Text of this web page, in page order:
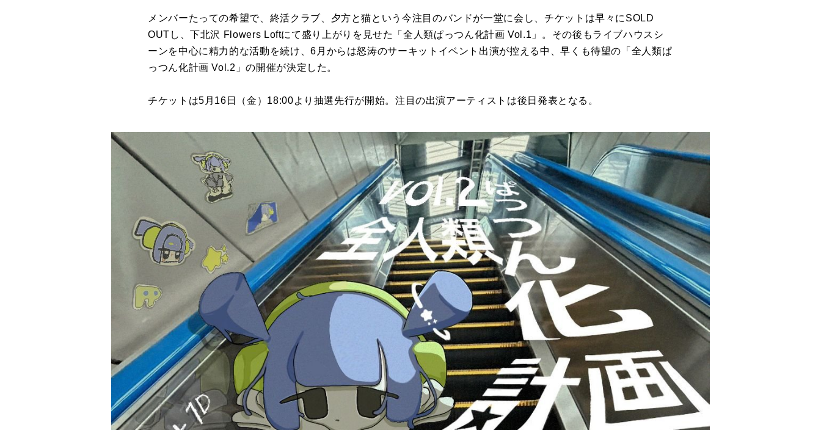
メンバーたっての希望で、終活クラブ、夕方と猫という今注目のバンドが一堂に会し、チケットは早々にSOLD
OUTし、下北沢 Flowers Loftにて盛り上がりを見せた「全人類ぱっつん化計画 Vol.1」。その後もライブハウスシ
ーンを中心に精力的な活動を続け、6月からは怒涛のサーキットイベント出演が控える中、早くも待望の「全人類ぱ
っつん化計画 Vol.2」の開催が決定した。
チケットは5月16日（金）18:00より抽選先行が開始。注目の出演アーティストは後日発表となる。